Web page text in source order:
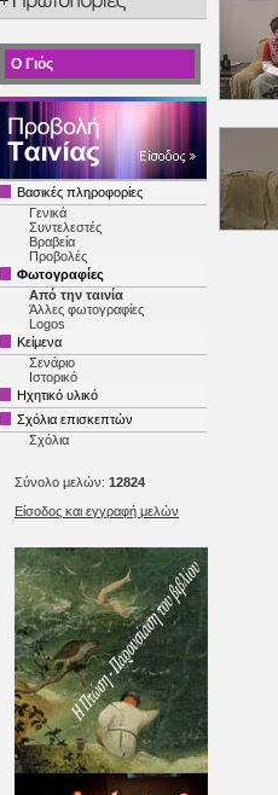
Ο Γιός
Βασικές πληροφορίες
Γενικά
Συντελεστές
Βραβεία
Προβολές
Φωτογραφίες
Από την ταινία
Άλλες φωτογραφίες
Logos
Κείμενα
Σενάριο
Ιστορικό
Ηχητικό υλικό
Σχόλια επισκεπτών
Σχόλια
Σύνολο μελών: 12824
Είσοδος και εγγραφή μελών